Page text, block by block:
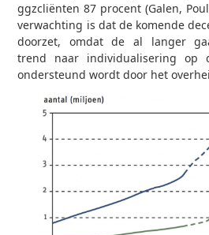
ggz­cliënten 87 procent (Galen,
verwachting is dat de komende
doorzet, omdat de al langer
trend naar individualisering op
ondersteund wordt door het